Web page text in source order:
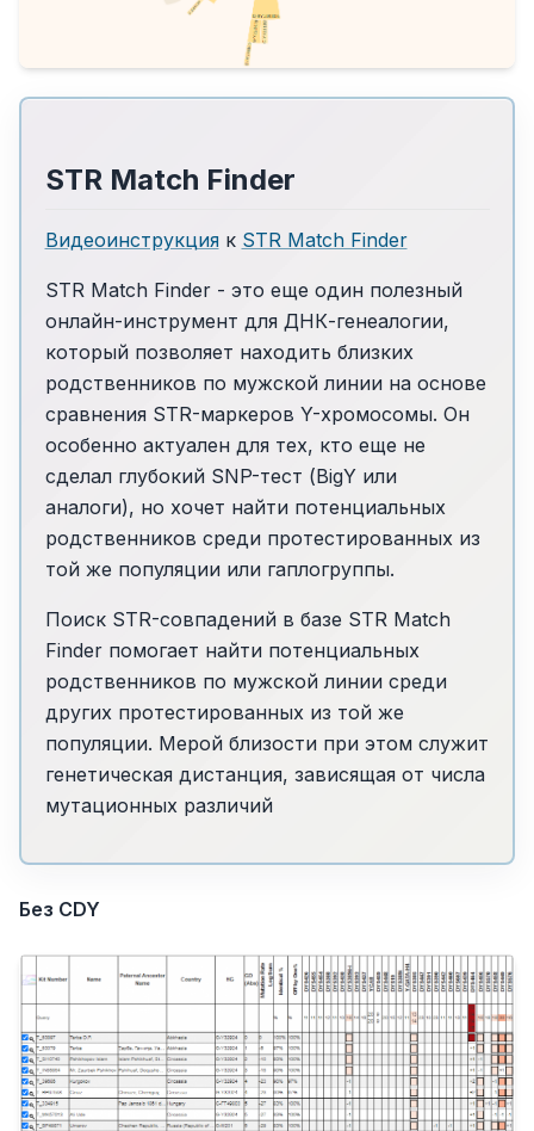
STR Match Finder
Видеоинструкцияк STR Match Finder
STR Match Finder - это еще один полезный
онлайн-инструмент для ДНК-генеалогии,
который позволяет находить близких
родственников по мужской линии на основе
сравнения STR-маркеров Y-хромосомы. Он
особенно актуален для тех, кто еще не
сделал глубокий SNP-тест (BigY или
аналоги), но хочет найти потенциальных
родственников среди протестированных из
той же популяции или гаплогруппы.
Поиск STR-совпадений в базе STR Match
Finder помогает найти потенциальных
родственников по мужской линии среди
других протестированных из той же
популяции. Мерой близости при этом служит
генетическая дистанция, зависящая от числа
мутационных различий
Без CDY